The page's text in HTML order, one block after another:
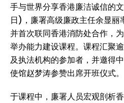
手与世界分享香港廉洁诚信的
日)，廉署高级廉政主任余显丽
并首次联同香港消防处合作，
举办能力建设课程。课程汇聚
及执法机构的参加者，并邀得
使馆赵梦涛参赞出席开班仪式。
于课程中，廉署人员宏观剖析